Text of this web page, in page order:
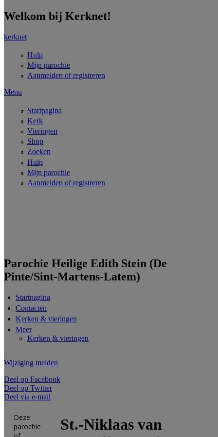
Overslaan en naar de inhoud gaan
Welkom bij Kerknet!
kerknet
Hulp
Mijn parochie
Aanmelden of registreren
Menu
Startpagina
Kerk
Vieringen
Shop
Zoeken
Hulp
Mijn parochie
Aanmelden of registreren
Parochie Heilige Edith Stein (De
Pinte/Sint-Martens-Latem)
Startpagina
Contacten
Kerken & vieringen
Meer
Kerken & vieringen
Wijziging melden
Deel op Facebook
Deel op Twitter
Deel via e-mail
Deze
parochie
St.-Niklaas van